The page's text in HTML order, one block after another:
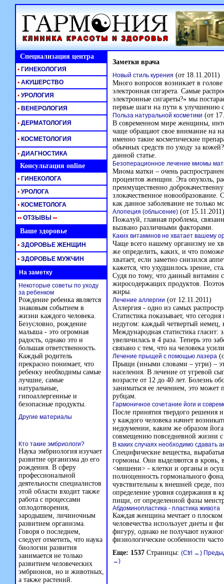
Специализация центра Заметки врача
Новый стиль курения (от 18.11.2011)
Много вопросов возникает в
электронная сигарета. Самые
электронные сигареты?» мы
первые шаги на пути к улучшению
Польза натуральной косметики (от
В современном мире женщины,
чаще обращают свое внимание на
именно такие косметические
обычных средств по уходу за
данной статье.
Безоперационное лечение миомы
Миома матки – очень
процентов женщин. Эта опухоль,
преимущественно
злокачественное
как данное заболевание не только
Алопеция (облысение) (от 15.11.2011)
Пожалуй, главная проблема,
вызвано различными факторами.
Каких витаминов не хватает вашему
Чаще всего нашему организму не
же определить, каких, и что
хватает, если заметно снизился
кажется, что ухудшилось зрение,
Судя по тому, что данный витамин
жиросодержащих продуктов.
жиры.
Лечение аллергии (от 12.11.2011)
Аллергия - одно из самых
Статистика показывает, что
недугом: каждый четвертый
Международная статистика гласит:
увеличилась в 4 раза. Теперь это
связано с тем, что на человека
Лечение прыщей с помощью лазера
Прыщи (иными словами – угри) –
населения. В лечение от угревой
возрасте от 12 до 40 лет. Болезнь
заниматься ее лечением, это
рубцам.
Гармоничное сочетание йоги и
После принятия твердого решения
у каждого человека начнет
недоумении, каким же образом
совмещению повседневной жизни
В каких случаях необходимо сдавать
Специфические вещества,
гормоны. Они выделяются в кровь,
<мишени> - клетки и органы и
полноценность гормонального
чувствительны к внешней среде,
определение уровня содержания в
пищи, от определенной фазы
Абдоминопластика - пластика живота
Каждая женщина мечтает о
человечества использует диеты и
фигуру, однако не получают
физиологические особенности
Еще: 1537 Страницы: (Ctrl ←)
→)
• ГИНЕКОЛОГИЯ
• АКУШЕРСТВО
• УРОЛОГИЯ
• ВЕНЕРОЛОГИЯ
• ДЕРМАТОЛОГИЯ
• КОСМЕТОЛОГИЯ
• ДИАГНОСТИКА
Консультация online
• ГИНЕКОЛОГА
• УРОЛОГА
• КОСМЕТОЛОГА
•• ОТЗЫВЫ ••
Ваше здоровье
• ЗДОРОВЬЕ ЖЕНЩИН
• ЗДОРОВЬЕ МУЖЧИН
На заметку
Некоторые советы по уходу
за ребенком
Рождение ребенка является
знаковым событием в
жизни каждого человека.
Безусловно, рождение
малыша - это огромная
радость, однако это и
большая ответственность.
Каждый родитель
прекрасно понимает, что
ребенку необходимы самые
лучшие, самые
натуральные,
гипоаллергенные и
безопасные продукты.
Другие материалы
Кто такие эмбриологи?
Наука эмбриология изучает
развитие организма до его
рождения. В сферу
профессиональной
деятельности специалистов
этой области входит также
работа с процессами
оплодотворения,
зародышем, личиночным
развитием организма.
Говоря о последнем,
следует отметить, что наука
биологии развития
занимается не только
развитием человеческих
эмбрионов, но и животных,
а также растений.